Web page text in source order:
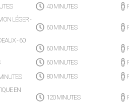
40 MINUTES
LÉGER -
60 MINUTES
- 60
60 MINUTES
60 MINUTES
80 MINUTES
EN
120 MINUTES